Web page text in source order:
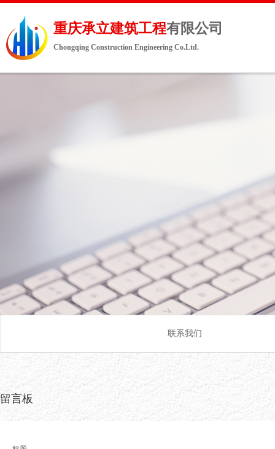
Chongqing Construction Engineering Co.Ltd.
重庆承立建筑工程有限公司
联系我们
留言板